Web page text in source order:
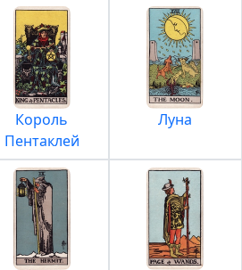
Король
Пентаклей
Луна